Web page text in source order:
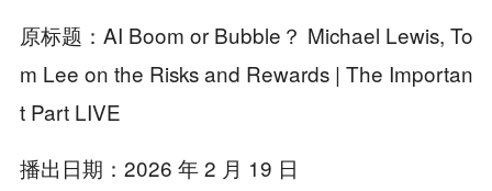
原标题：AI Boom or Bubble？ Michael Lewis, To
m Lee on the Risks and Rewards | The Importan
t Part LIVE
播出日期：2026 年 2 月 19 日